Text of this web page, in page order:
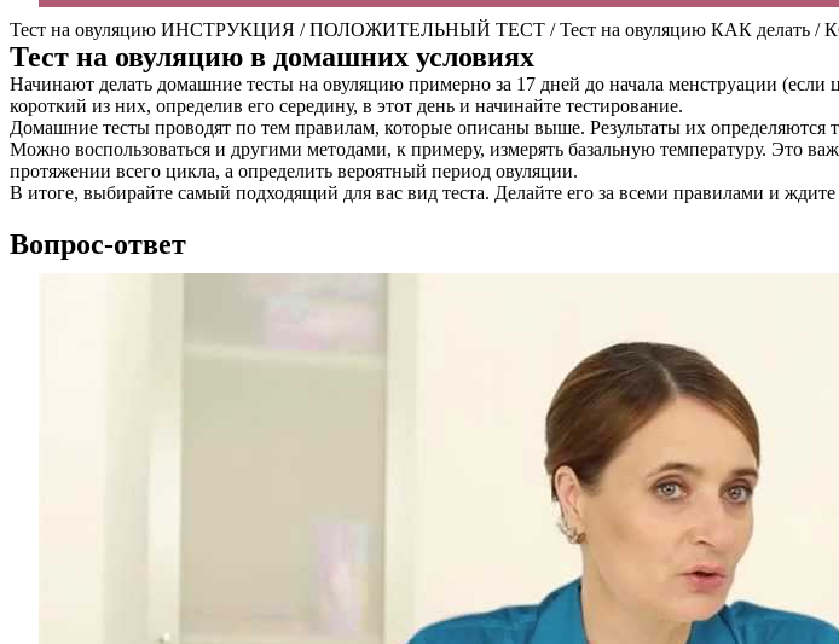
Тест на овуляцию ИНСТРУКЦИЯ / ПОЛОЖИТЕЛЬНЫЙ ТЕСТ / Тест на овуляцию КАК делать /
Тест на овуляцию в домашних условиях
Начинают делать домашние тесты на овуляцию примерно за 17 дней до начала менструации
короткий из них, определив его середину, в этот день и начинайте тестирование.
Домашние тесты проводят по тем правилам, которые описаны выше. Результаты их определяются
Можно воспользоваться и другими методами, к примеру, измерять базальную температуру. Это
протяжении всего цикла, а определить вероятный период овуляции.
В итоге, выбирайте самый подходящий для вас вид теста. Делайте его за всеми правилами и ждите
Вопрос-ответ